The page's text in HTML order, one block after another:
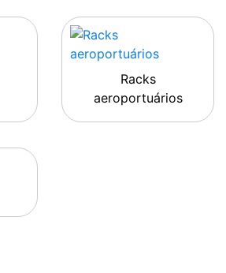
Racks
aeroportuários